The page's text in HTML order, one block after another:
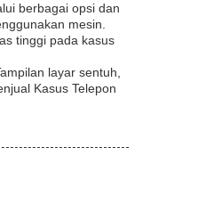
berbagai opsi dan
mesin.
tinggi pada kasus
layar sentuh,
Kasus Telepon